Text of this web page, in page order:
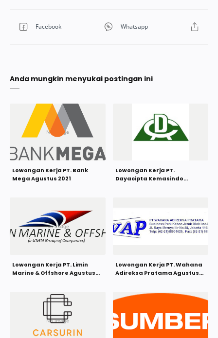
Anda mungkin menyukai postingan ini
Lowongan Kerja PT. Bank
Mega Agustus 2021
Lowongan Kerja PT.
Dayacipta Kemasindo
Lowongan Kerja PT. Limin
Marine & Offshore Agustus
Lowongan Kerja PT. Wahana
Adireksa Pratama Agustus